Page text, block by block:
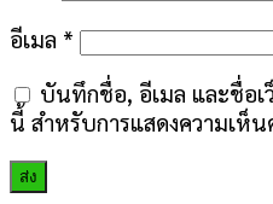
อีเมล *
บันทึกชื่อ, อีเมล และชื่อเ
นี้ สำหรับการแสดงความเห็น